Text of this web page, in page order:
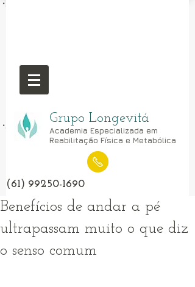
Grupo Longevitá
Academia Especializada em
Reabilitação Física e Metabólica
(61) 99250-1690
Benefícios de andar a pé
ultrapassam muito o que diz
o senso comum